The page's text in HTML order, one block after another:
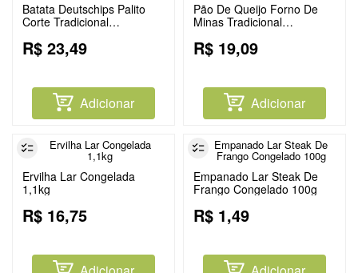
Batata Deutschips Palito
Corte Tradicional
R$ 23,49
Adicionar
Pão De Queijo Forno De
Minas Tradicional
R$ 19,09
Adicionar
Ervilha Lar Congelada
1,1kg
R$ 16,75
Empanado Lar Steak De
Frango Congelado 100g
R$ 1,49